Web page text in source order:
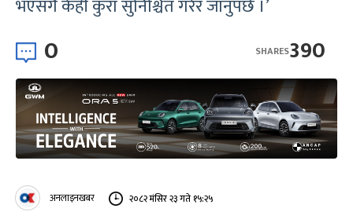
भएसँगै केही कुरा सुनिश्चित गरेर जानुपर्छ ।’
0 390
SHARES
अनलाइनखबर २०८२ मंसिर २३ गते १५:२५